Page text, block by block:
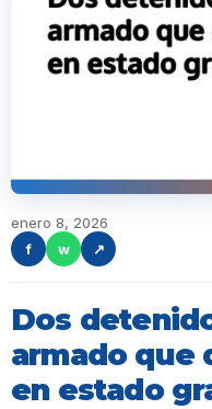
enero 8, 2026
f
w ↗
Dos
armado que
en estado